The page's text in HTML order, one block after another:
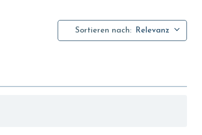
Sortieren nach: Relevanz